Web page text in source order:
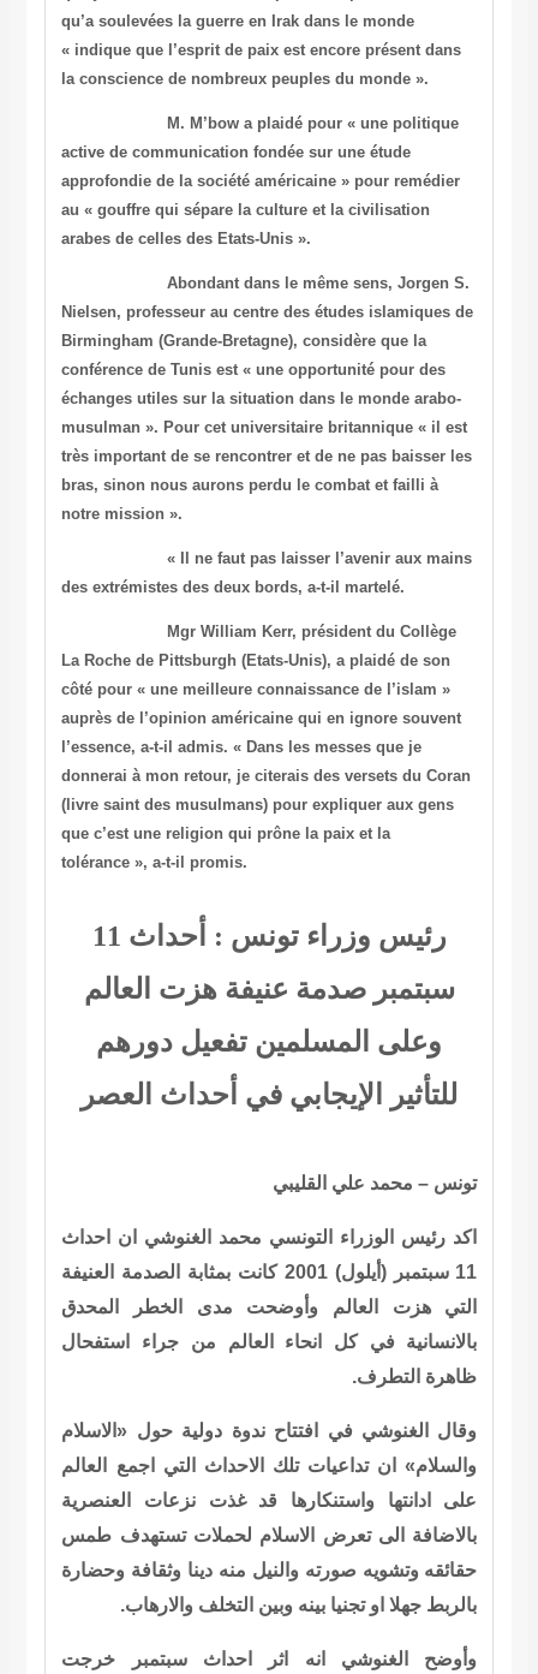
qu’asoulevées la guerre en Irak dans le monde
« indique que l’esprit de paix est encore présent dans
la conscience de nombreux peuples du monde ».
M. M’bow a plaidé pour « une politique
active de communicationfondée sur une étude
approfondie de la société américaine » pour remédier
au « gouffre qui sépare la culture et la civilisation
arabes de celles des Etats-Unis ».
Abondant dans le même sens, Jorgen S.
Nielsen, professeur aucentre des études islamiques de
Birmingham (Grande-Bretagne),considère que la
conférence deTunis est « une opportunité pour des
échanges utiles sur la situation dans le monde arabo-
musulman ». Pour cet universitaire britannique « il est
très important de se rencontrer et de ne pas baisser les
bras, sinon nous aurons perdu le combat et failli à
notre mission ».
« Il ne faut pas laisser l’avenir aux mains
des extrémistes desdeux bords, a-t-il martelé.
Mgr William Kerr, président du Collège
La Roche de Pittsburgh(Etats-Unis), a plaidé de son
côté pour « une meilleure connaissancede l’islam »
auprès de l’opinion américaine qui en ignore souvent
l’essence, a-t-il admis. « Dans les messes que je
donnerai à mon retour, je citerais des versets du Coran
(livre saint des musulmans) pour expliquer aux gens
que c’est une religion qui prône la paix et la
tolérance », a-t-il promis.
رئيس وزراء تونس : أحداث 11
سبتمبر صدمة عنيفة هزت العالم
وعلى المسلمين تفعيل دورهم
للتأثير الإيجابي في أحداث العصر
تونس – محمد علي القليبي
اكد رئيس الوزراء التونسي محمد الغنوشي ان احداث
11 سبتمبر (أيلول) 2001 كانت بمثابة الصدمة العنيفة
التي هزت العالم وأوضحت مدى الخطر المحدق
بالانسانية في كل انحاء العالم من جراء استفحال
ظاهرة التطرف.
وقال الغنوشي في افتتاح ندوة دولية حول «الاسلام
والسلام» ان تداعيات تلك الاحداث التي اجمع العالم
على ادانتها واستنكارها قد غذت نزعات العنصرية
بالاضافة الى تعرض الاسلام لحملات تستهدف طمس
حقائقه وتشويه صورته والنيل منه دينا وثقافة وحضارة
بالربط جهلا او تجنيا بينه وبين التخلف والارهاب.
وأوضح الغنوشي انه اثر احداث سبتمبر خرجت